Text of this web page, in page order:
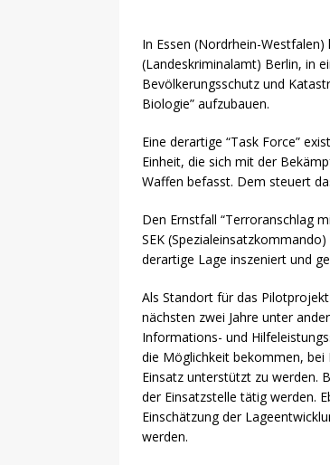
In Essen (Nordrhein-
(Landeskriminalamt) Berlin, in
Bevölkerungsschutz und
Biologie” aufzubauen.
Eine derartige “Task Force”
Einheit, die sich mit der
Waffen befasst. Dem steuert
Den Ernstfall “Terroranschlag
SEK
derartige Lage inszeniert und
Als Standort für das
nächsten zwei Jahre unter
Informations- und
die Möglichkeit bekommen,
Einsatz unterstützt zu werden.
der Einsatzstelle tätig werden.
Einschätzung der
werden.